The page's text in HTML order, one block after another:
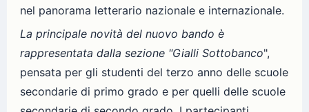
nel panorama letterario nazionale e internazionale.
La principale novità del nuovo bando è
rappresentata dalla sezione "Gialli Sottobanco",
pensata per gli studenti del terzo anno delle scuole
secondarie di primo grado e per quelli delle scuole